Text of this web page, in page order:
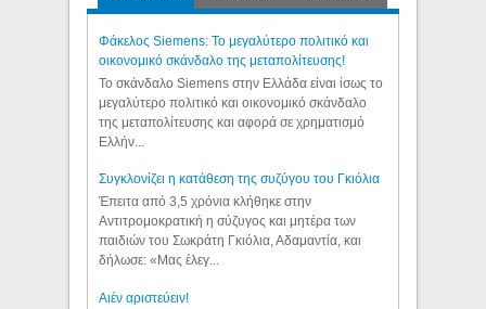
Φάκελος Siemens: Το μεγαλύτερο πολιτικό και
οικονομικό σκάνδαλο της μεταπολίτευσης!
Το σκάνδαλο Siemens στην Ελλάδα είναι ίσως το
μεγαλύτερο πολιτικό και οικονομικό σκάνδαλο
της μεταπολίτευσης και αφορά σε χρηματισμό
Ελλήν...
Συγκλονίζει η κατάθεση της συζύγου του Γκιόλια
Έπειτα από 3,5 χρόνια κλήθηκε στην
Αντιτρομοκρατική η σύζυγος και μητέρα των
παιδιών του Σωκράτη Γκιόλια, Αδαμαντία, και
δήλωσε: «Μας έλεγ...
Aιέν αριστεύειν!